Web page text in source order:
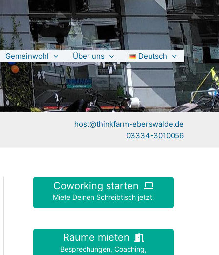
Gemeinwohl Über uns Deutsch
host@thinkfarm-eberswalde.de
03334-3010056
Coworking starten
Miete Deinen Schreibtisch jetzt!
Räume mieten
Besprechungen, Coaching,